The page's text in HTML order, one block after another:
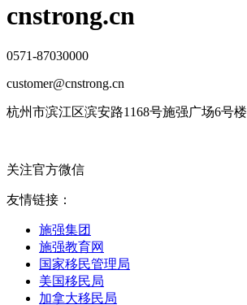
cnstrong.cn
0571-87030000
customer@cnstrong.cn
杭州市滨江区滨安路1168号施强广场6号楼
关注官方微信
友情链接：
施强集团
施强教育网
国家移民管理局
美国移民局
加拿大移民局